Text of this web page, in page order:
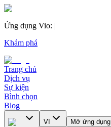
Ứng dụng Vio: |
Khám phá
Trang chủ
Dịch vụ
Sự kiện
Bình chọn
Blog
VI Mở ứng dụng